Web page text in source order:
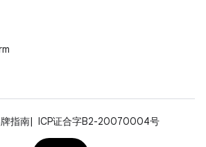
指南
ICP证合字B2-20070004号